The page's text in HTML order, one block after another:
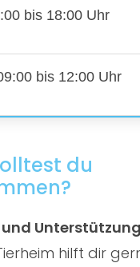
bis 18:00 Uhr
bis 12:00 Uhr
du
hilft dir